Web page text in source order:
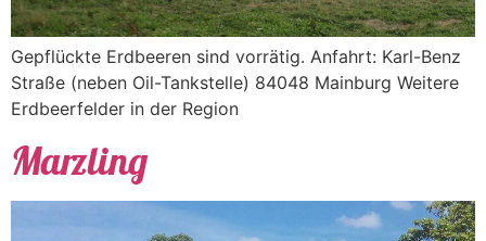
Gepflückte Erdbeeren sind vorrätig. Anfahrt: Karl-Benz
Straße (neben Oil-Tankstelle) 84048 Mainburg Weitere
Erdbeerfelder in der Region
Marzling